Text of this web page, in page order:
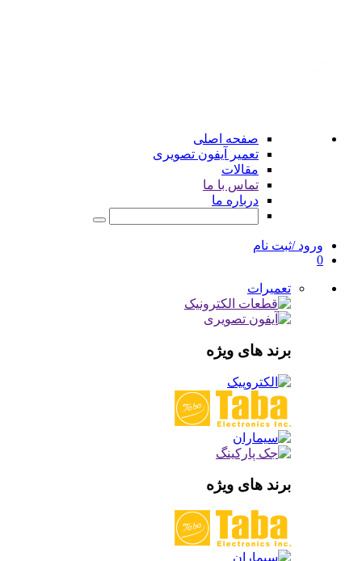
صفحه اصلی
تعمیر آیفون تصویری
مقالات
تماس با ما
درباره ما
ورود /ثبت نام
0
تعمیرات
برند های ویژه
برند های ویژه